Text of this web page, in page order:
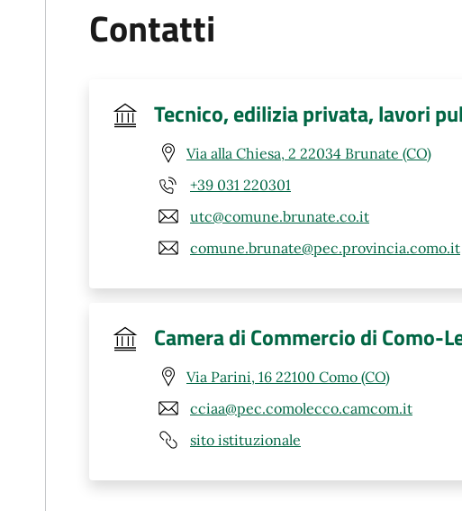
Contatti
Tecnico, edilizia privata, lavori
Via alla Chiesa, 2 22034 Brunate (CO)
+39 031 220301
utc@comune.brunate.co.it
comune.brunate@pec.provincia.como.it
Camera di Commercio di Como-
Via Parini, 16 22100 Como (CO)
cciaa@pec.comolecco.camcom.it
sito istituzionale